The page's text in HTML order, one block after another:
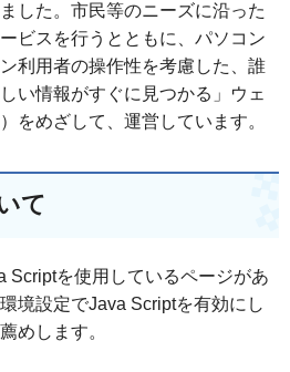
した。市民等のニーズに沿った
ビスを行うとともに、パソコン
利用者の操作性を考慮した、誰
い情報がすぐに見つかる」ウェ
をめざして、運営しています。
て
Scriptを使用しているページがあ
境設定でJava Scriptを有効にし
めします。